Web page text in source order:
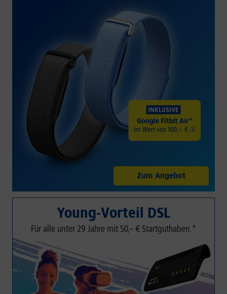
Zum Angebot
Young-Vorteil DSL
Für alle unter 29 Jahre mit 50,– € Startguthaben.*